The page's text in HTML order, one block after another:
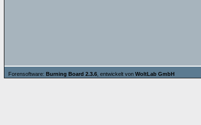
Forensoftware: Burning Board 2.3.6 , entwickelt von WoltLab GmbH